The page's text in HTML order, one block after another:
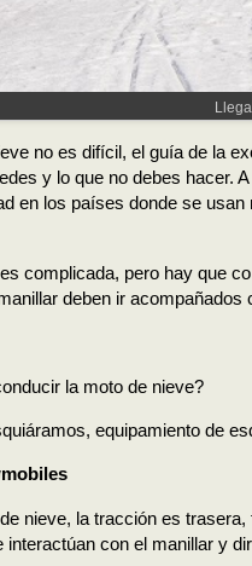
no es difícil, el guía de la
y lo que no debes hacer.
en los países donde se
complicada, pero hay que
deben ir
la moto de nieve?
equipamiento de
nieve, la tracción es
con el manillar y